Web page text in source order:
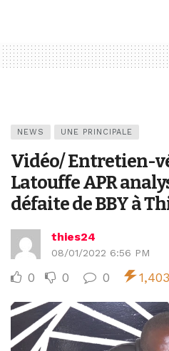
NEWS UNE PRINCIPALE
Vidéo/ Entretien-
Latouffe APR
défaite de BBY à
thies24
08/01/2022 6:56 PM
0 0 0 1,403